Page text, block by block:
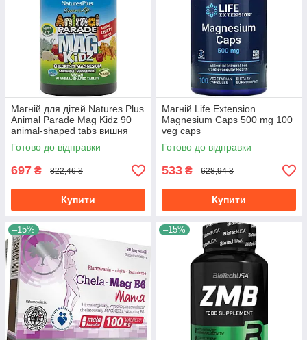
Магній для дітей Natures Plus
Animal Parade Mag Kidz 90
animal-shaped tabs вишня
Готово до відправки
697 ₴ 822,46 ₴
Купити
Магній Life Extension
Magnesium Caps 500 mg 100
veg caps
Готово до відправки
533 ₴ 628,94 ₴
Купити
–15% –15%